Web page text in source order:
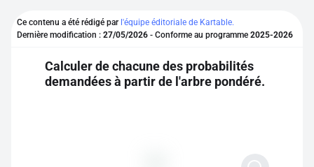
Se connecter
S'inscrire gratuitement
Ce contenu a été rédigé par l'équipe éditoriale de Kartable.
Dernière modification : 27/05/2026 - Conforme au programme 2025-2026
Calculer de chacune des probabilités
demandées à partir de l'arbre pondéré.